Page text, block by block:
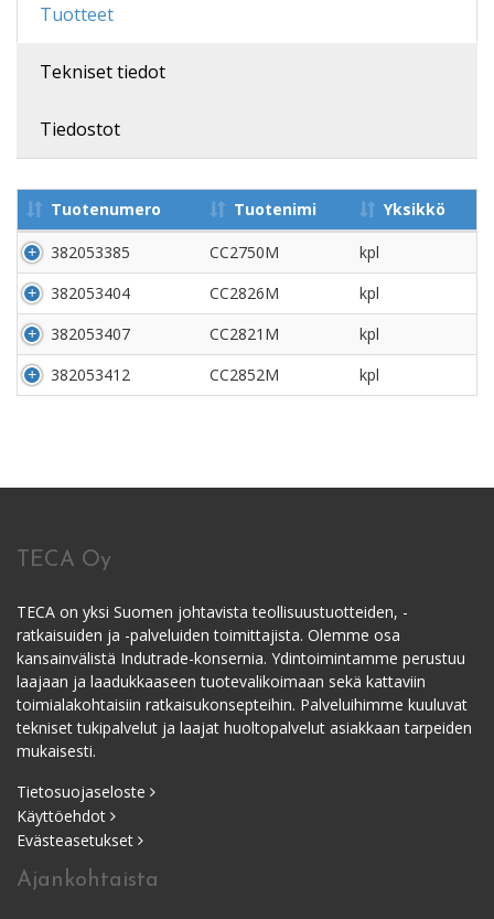
Tuotteet
Tekniset tiedot
Tiedostot
Tuotenumero Tuotenimi Yksikkö
382053385 CC2750M
kpl
382053404
CC2826M
kpl
382053407
CC2821M
kpl
382053412
CC2852M kpl
TECA Oy
TECA on yksi Suomen johtavista teollisuustuotteiden, -
ratkaisuiden ja -palveluiden toimittajista. Olemme osa
kansainvälistä Indutrade-konsernia. Ydintoimintamme perustuu
laajaan ja laadukkaaseen tuotevalikoimaan sekä kattaviin
toimialakohtaisiin ratkaisukonsepteihin. Palveluihimme kuuluvat
tekniset tukipalvelut ja laajat huoltopalvelut asiakkaan tarpeiden
mukaisesti.
Tietosuojaseloste
Käyttöehdot
Evästeasetukset
Ajankohtaista